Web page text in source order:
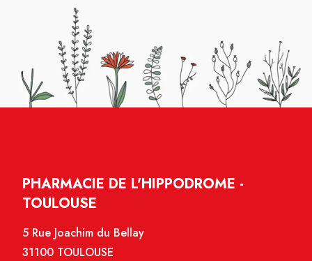
PHARMACIE DE L'HIPPODROME -
TOULOUSE
5 Rue Joachim du Bellay
31100 TOULOUSE